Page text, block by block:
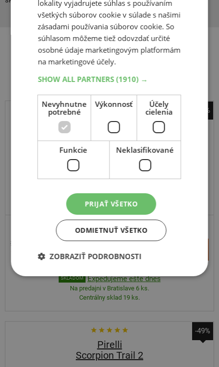
Súvisiace produkty
-51%
Bridgestone
T 32
160 R17
69W
270,60 €
133,00 €
SKLADOM Expedujeme ešte dnes
Na predajni v Bratislave 6 ks.
Centrálny sklad 19 ks.
-49%
Pirelli
Scorpion Trail 2
lokality vyjadrujete súhlas s používaním
všetkých súborov cookie v súlade s našimi
zásadami používania súborov cookie. So
súhlasom môžeme tiež odovzdať určité
osobné údaje marketingovým platformám
na marketingové účely.
SHOW ALL PARTNERS(1910) →
Nevyhnutne
potrebné
Výkonnosť
Účely
cielenia
Funkcie Neklasifikované
PRIJAŤ VŠETKO
ODMIETNUŤ VŠETKO
ZOBRAZIŤ PODROBNOSTI